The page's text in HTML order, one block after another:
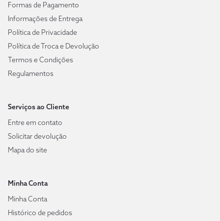
Formas de Pagamento
Informações de Entrega
Política de Privacidade
Política de Troca e Devolução
Termos e Condições
Regulamentos
Serviços ao Cliente
Entre em contato
Solicitar devolução
Mapa do site
Minha Conta
Minha Conta
Histórico de pedidos